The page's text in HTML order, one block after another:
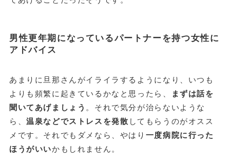
男性更年期になっているパートナーを持つ女性に
アドバイス
あまりに旦那さんがイライラするようになり、いつも
よりも頻繁に起きているかなと思ったら、
まずは話を
聞いてあげましょう 。それで気分が治らないような
ら、温泉などでストレスを発散 してもらうのがオスス
メです。それでもダメなら、やはり 一度病院に行った
ほうがいいかもしれません。